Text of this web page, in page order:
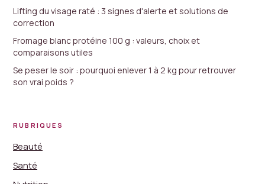
Lifting du visage raté : 3 signes d'alerte et solutions de
correction
Fromage blanc protéine 100 g : valeurs, choix et
comparaisons utiles
Se peser le soir : pourquoi enlever 1 à 2 kg pour retrouver
son vrai poids ?
RUBRIQUES
Beauté
Santé